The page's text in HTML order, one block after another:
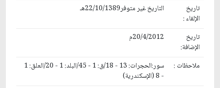
تاريخ
الإلقاء :
التاريخ غير متوفر22/10/1389هـ
تاريخ
الإضافة:
20/4/2012م
ملاحظات :
سور:الحجرات: 13 - 18/ق: 1 - 45/البلد: 1 - 20/العلق: 1
- 8 (الإسكندرية)